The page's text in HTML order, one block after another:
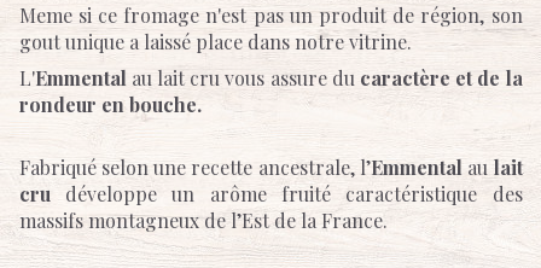
Meme si ce fromage n'est pas un produit de région, son
gout unique a laissé place dans notre vitrine.
L'Emmental au lait cru vous assure du caractère et de la
rondeur en bouche.
Fabriqué selon une recette ancestrale, l’Emmental au lait
cru développe un arôme fruité caractéristique des
massifs montagneux de l’Est de la France.